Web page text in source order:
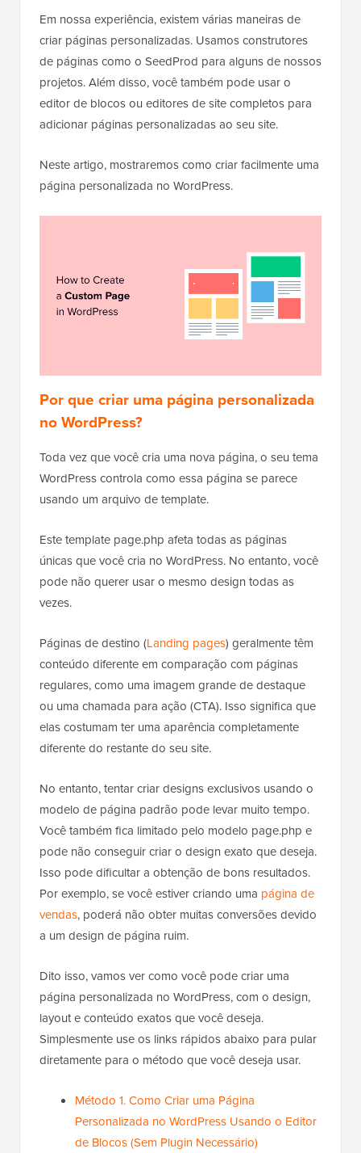
Em nossa experiência, existem várias maneiras de
criar páginas personalizadas. Usamos construtores
de páginas como o SeedProd para alguns de nossos
projetos. Além disso, você também pode usar o
editor de blocos ou editores de site completos para
adicionar páginas personalizadas ao seu site.
Neste artigo, mostraremos como criar facilmente uma
página personalizada no WordPress.
Por que criar uma página personalizada
no WordPress?
Toda vez que você cria uma nova página, o seu tema
WordPress controla como essa página se parece
usando um arquivo de template.
Este template page.php afeta todas as páginas
únicas que você cria no WordPress. No entanto, você
pode não querer usar o mesmo design todas as
vezes.
Páginas de destino (Landing pages) geralmente têm
conteúdo diferente em comparação com páginas
regulares, como uma imagem grande de destaque
ou uma chamada para ação (CTA). Isso significa que
elas costumam ter uma aparência completamente
diferente do restante do seu site.
No entanto, tentar criar designs exclusivos usando o
modelo de página padrão pode levar muito tempo.
Você também fica limitado pelo modelo page.php e
pode não conseguir criar o design exato que deseja.
Isso pode dificultar a obtenção de bons resultados.
Por exemplo, se você estiver criando uma página de
vendas, poderá não obter muitas conversões devido
a um design de página ruim.
Dito isso, vamos ver como você pode criar uma
página personalizada no WordPress, com o design,
layout e conteúdo exatos que você deseja.
Simplesmente use os links rápidos abaixo para pular
diretamente para o método que você deseja usar.
Método 1. Como Criar uma Página
Personalizada no WordPress Usando o Editor
de Blocos (Sem Plugin Necessário)